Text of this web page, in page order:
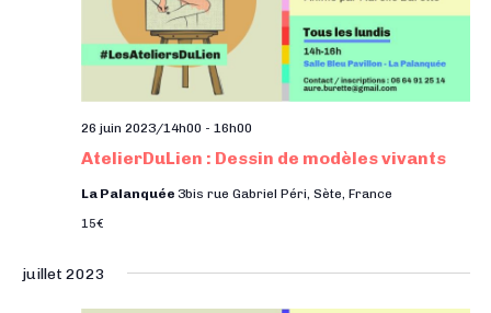
AtelierDuLien : Dessin de modèles vivants
26 juin 2023/14h00 - 16h00
La Palanquée 3bis rue Gabriel Péri, Sète, France
15€
juillet 2023